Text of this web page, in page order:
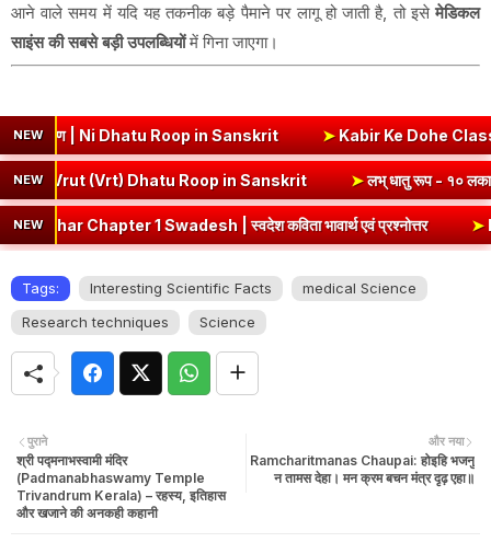
आने वाले समय में यदि यह तकनीक बड़े पैमाने पर लागू हो जाती है, तो इसेमेडिकल
साइंस की सबसे बड़ी उपलब्धियोंमें गिना जाएगा।
NEW| Ni Dhatu Roop in Sanskrit ➤Kabir Ke Dohe Class 8 Hindi
NEW
अर्थ एवं व्याकरण | Vrut (Vrt) Dhatu Roop in Sanskrit ➤लभ् धातु
NEW 1 Swadesh | स्वदेश कविता भावार्थ एवं प्रश्नोत्तर ➤Badrinath
Tags: Interesting Scientific Facts
medical Science
Research techniques
Science
और नया
Ramcharitmanas Chaupai: होइहि भजनु
न तामस देहा। मन क्रम बचन मंत्र दृढ़ एहा॥
पुराने
श्री पद्मनाभस्वामी मंदिर
(Padmanabhaswamy Temple
Trivandrum Kerala) – रहस्य, इतिहास
और खजाने की अनकही कहानी